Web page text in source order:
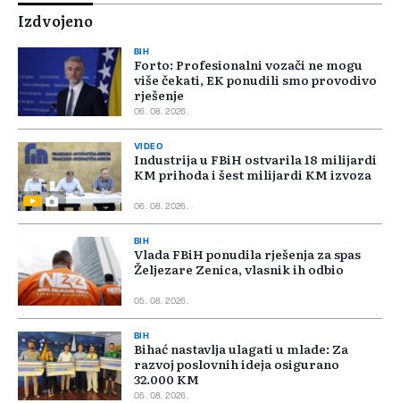
Izdvojeno
BIH
Forto: Profesionalni vozači ne mogu
više čekati, EK ponudili smo provodivo
rješenje
06. 08. 2026.
VIDEO
Industrija u FBiH ostvarila 18 milijardi
KM prihoda i šest milijardi KM izvoza
06. 08. 2026.
BIH
Vlada FBiH ponudila rješenja za spas
Željezare Zenica, vlasnik ih odbio
05. 08. 2026.
BIH
Bihać nastavlja ulagati u mlade: Za
razvoj poslovnih ideja osigurano
32.000 KM
05. 08. 2026.